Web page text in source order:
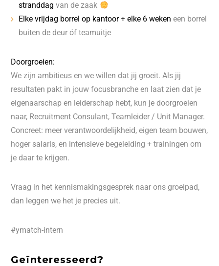
stranddagvan de zaak
Elke vrijdag borrel op kantoor + elke 6 wekeneen borrel
buiten de deur óf teamuitje
Doorgroeien:
We zijn ambitieus en we willen dat jij groeit. Als jij
resultaten pakt in jouw focusbranche en laat zien dat je
eigenaarschap en leiderschap hebt, kun je doorgroeien
naar, Recruitment Consulant, Teamleider / Unit Manager.
Concreet: meer verantwoordelijkheid, eigen team bouwen,
hoger salaris, en intensieve begeleiding + trainingen om
je daar te krijgen.
Vraag in het kennismakingsgesprek naar ons groeipad,
dan leggen we het je precies uit.
#ymatch-intern
Geïnteresseerd?